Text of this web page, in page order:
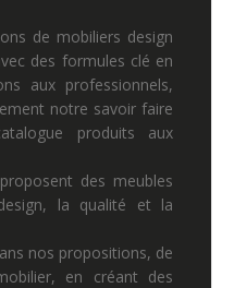
de mobiliers design
des formules clé en
aux professionnels,
notre savoir faire
produits aux
des meubles
la qualité et la
nos propositions, de
en créant des